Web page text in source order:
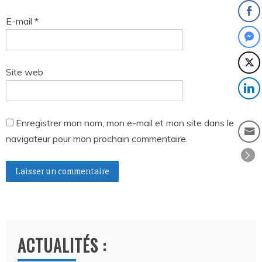
E-mail *
Site web
Enregistrer mon nom, mon e-mail et mon site dans le
navigateur pour mon prochain commentaire.
ACTUALITÉS :